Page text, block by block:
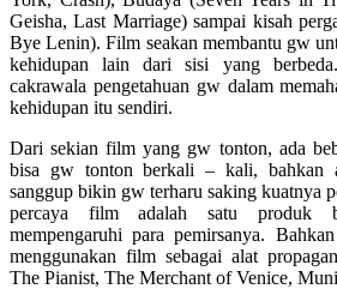
Geisha, Last Marriage) sampai kisah
Bye Lenin). Film seakan membantu gw
kehidupan lain dari sisi yang
cakrawala pengetahuan gw dalam
kehidupan itu sendiri.
Dari sekian film yang gw tonton, ada
bisa gw tonton berkali – kali, bahkan
sanggup bikin gw terharu saking kuatnya
percaya film adalah satu produk
mempengaruhi para pemirsanya.
menggunakan film sebagai alat
The Pianist, The Merchant of Venice,